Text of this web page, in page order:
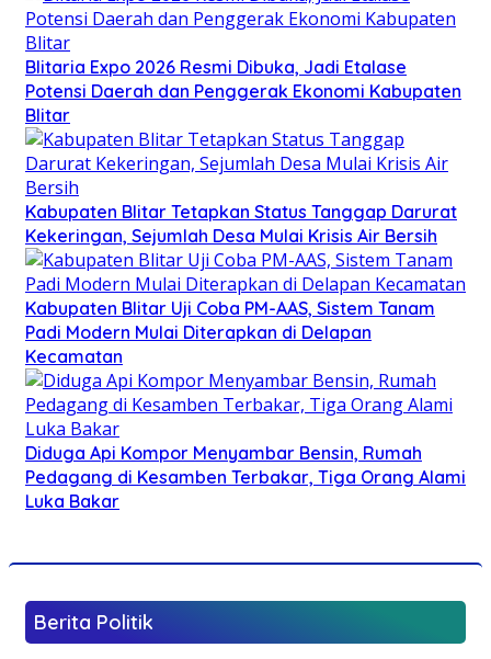
Blitaria Expo 2026 Resmi Dibuka, Jadi Etalase
Potensi Daerah dan Penggerak Ekonomi Kabupaten
Blitar
Kabupaten Blitar Tetapkan Status Tanggap Darurat
Kekeringan, Sejumlah Desa Mulai Krisis Air Bersih
Kabupaten Blitar Uji Coba PM-AAS, Sistem Tanam
Padi Modern Mulai Diterapkan di Delapan
Kecamatan
Diduga Api Kompor Menyambar Bensin, Rumah
Pedagang di Kesamben Terbakar, Tiga Orang Alami
Luka Bakar
Berita Politik